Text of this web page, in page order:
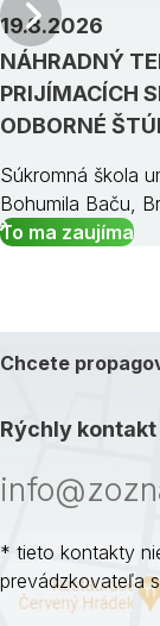
NÁHRADNÝ
PRIJÍMACÍCH
ODBORNÉ
19.8.2026
Súkromná škola
Bohumila Baču,
To ma zaujíma
Chcete
Rýchly kontakt
* tieto kontakty
prevádzkovateľa